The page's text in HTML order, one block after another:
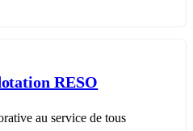
RESO
au service de tous